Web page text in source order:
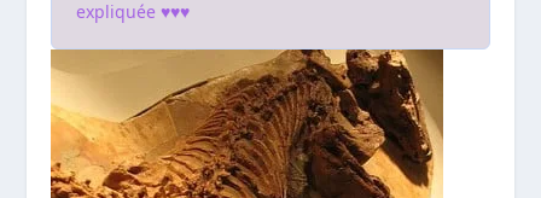
expliquée ♥♥♥